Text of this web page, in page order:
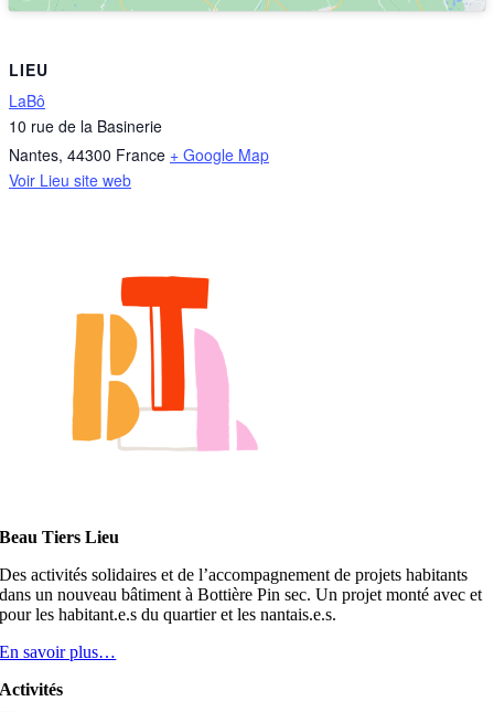
LIEU
LaBô
10 rue de la Basinerie
Nantes, 44300 France + Google Map
Voir Lieu site web
Beau Tiers Lieu
Des activités solidaires et de l’accompagnement de projets habitants
dans un nouveau bâtiment à Bottière Pin sec. Un projet monté avec et
pour les habitant.e.s du quartier et les nantais.e.s.
En savoir plus…
Activités